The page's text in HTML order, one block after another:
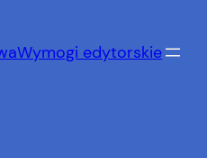
Wymogi edytorskie